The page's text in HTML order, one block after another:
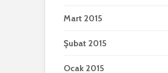
Mart 2015
Şubat 2015
Ocak 2015